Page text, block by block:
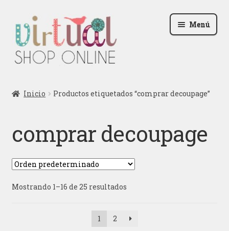
la
navegación
al
contenido
Menú
Contactar
Blog
Iniciar sesión
Inicio Productos etiquetados “comprar decoupage”
comprar decoupage
Mostrando 1–16 de 25 resultados
1 2